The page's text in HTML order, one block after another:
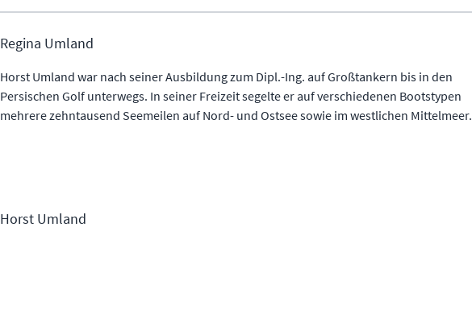
Regina Umland
Horst Umland war nach seiner Ausbildung zum Dipl.-Ing. auf Großtankern bis in den
Persischen Golf unterwegs. In seiner Freizeit segelte er auf verschiedenen Bootstypen
mehrere zehntausend Seemeilen auf Nord- und Ostsee sowie im westlichen Mittelmeer.
Horst Umland